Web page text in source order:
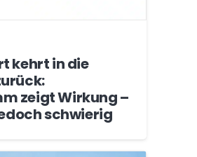
kehrt in die
zeigt Wirkung –
schwierig